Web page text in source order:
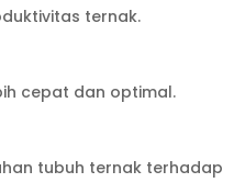
ternak.
cepat dan optimal.
tubuh ternak terhadap